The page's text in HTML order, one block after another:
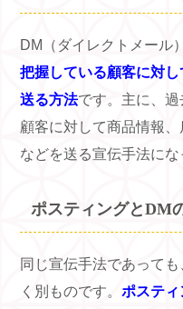
DM（ダイレクトメール
把握している顧客に対
送る方法です。主に、過
顧客に対して商品情報、
などを送る宣伝手法にな
ポスティングとDM
同じ宣伝手法であって
く別ものです。 ポスティ